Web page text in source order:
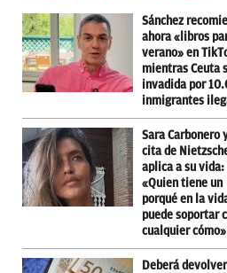
Sánchez
ahora «libros
verano» en
mientras Ceuta
invadida por
inmigrantes
Sara Carbonero
cita de
aplica a su vida:
«Quien tiene un
porqué en la
puede soportar
cualquier cómo»
Deberá devolver